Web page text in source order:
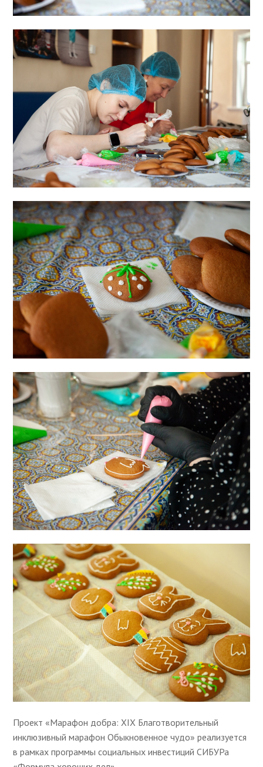
Проект «Марафон добра: XIX Благотворительный
инклюзивный марафон Обыкновенное чудо» реализуется
в рамках программы социальных инвестиций СИБУРа